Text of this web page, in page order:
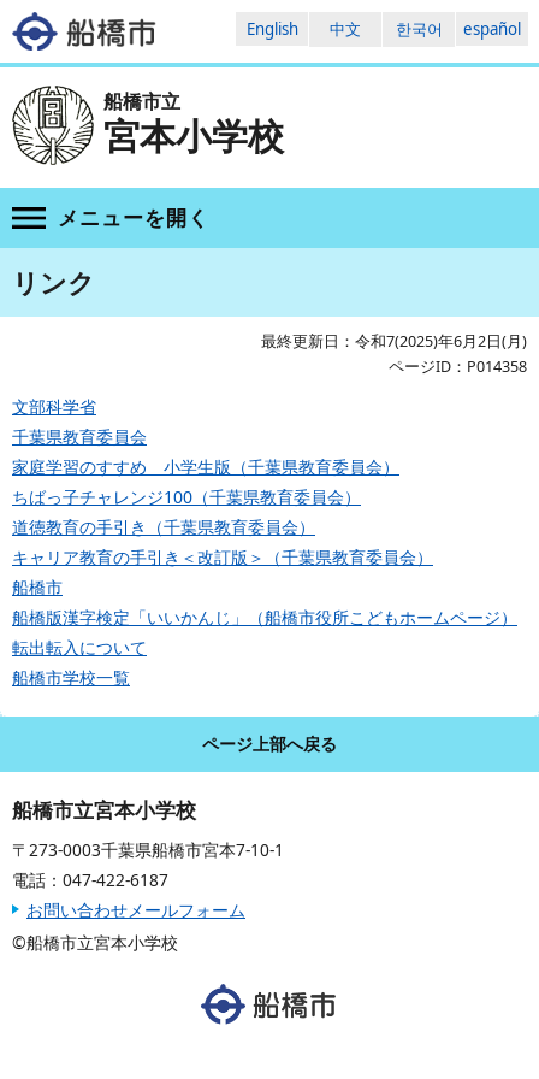
English 中文 한국어 español
船橋市立
宮本小学校
メニューを開く
リンク
最終更新日：令和7(2025)年6月2日(月)
ページID：P014358
文部科学省
千葉県教育委員会
家庭学習のすすめ 小学生版（千葉県教育委員会）
ちばっ子チャレンジ100（千葉県教育委員会）
道徳教育の手引き（千葉県教育委員会）
キャリア教育の手引き＜改訂版＞（千葉県教育委員会）
船橋市
船橋版漢字検定「いいかんじ」（船橋市役所こどもホームページ）
転出転入について
船橋市学校一覧
ページ上部へ戻る
船橋市立宮本小学校
〒273-0003千葉県船橋市宮本7-10-1
電話：047-422-6187
お問い合わせメールフォーム
©船橋市立宮本小学校